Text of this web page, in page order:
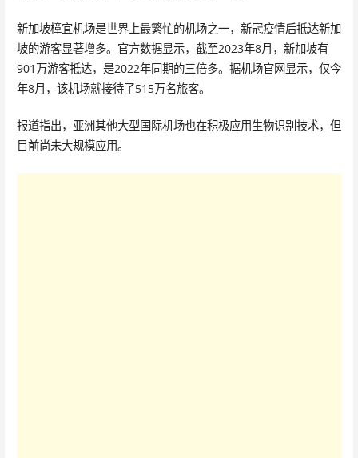
新加坡樟宜机场是世界上最繁忙的机场之一，新冠疫情后抵达新加
坡的游客显著增多。官方数据显示，截至2023年8月，新加坡有
901万游客抵达，是2022年同期的三倍多。据机场官网显示，仅今
年8月，该机场就接待了515万名旅客。
报道指出，亚洲其他大型国际机场也在积极应用生物识别技术，但
目前尚未大规模应用。